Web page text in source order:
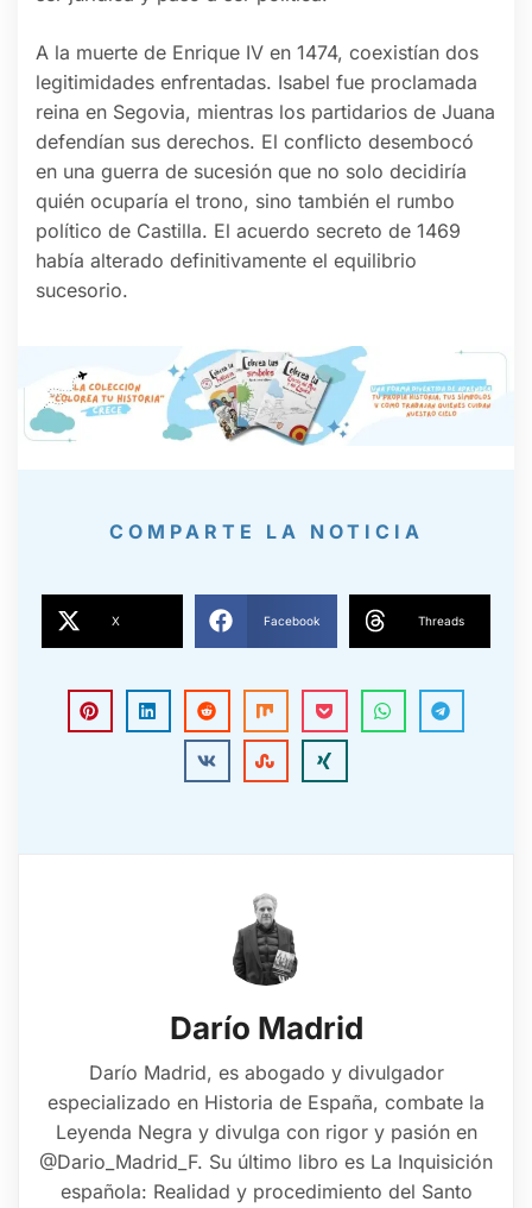
A la muerte de Enrique IV en 1474, coexistían dos
legitimidades enfrentadas. Isabel fue proclamada
reina en Segovia, mientras los partidarios de Juana
defendían sus derechos. El conflicto desembocó
en una guerra de sucesión que no solo decidiría
quién ocuparía el trono, sino también el rumbo
político de Castilla. El acuerdo secreto de 1469
había alterado definitivamente el equilibrio
sucesorio.
COMPARTE LA NOTICIA
X Facebook Threads
Darío Madrid
Darío Madrid, es abogado y divulgador
especializado en Historia de España, combate la
Leyenda Negra y divulga con rigor y pasión en
@Dario_Madrid_F. Su último libro es La Inquisición
española: Realidad y procedimiento del Santo